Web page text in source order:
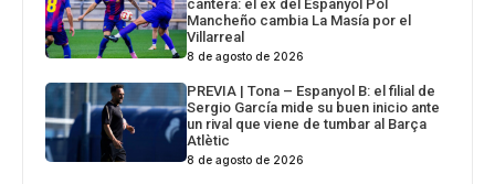
cantera: el ex del Espanyol Pol
Mancheño cambia La Masía por el
Villarreal
8 de agosto de 2026
PREVIA | Tona – Espanyol B: el filial de
Sergio García mide su buen inicio ante
un rival que viene de tumbar al Barça
Atlètic
8 de agosto de 2026